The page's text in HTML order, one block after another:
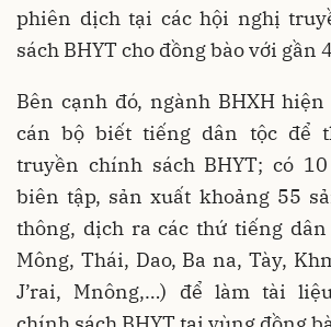
phiên dịch tại các hội nghị
sách BHYT cho đồng bào với gần
Bên cạnh đó, ngành BHXH
cán bộ biết tiếng dân tộc để
truyền chính sách BHYT; có
biên tập, sản xuất khoảng 55
thông, dịch ra các thứ tiếng
Mông, Thái, Dao, Ba na, Tày,
J’rai, Mnông,…) để làm tài